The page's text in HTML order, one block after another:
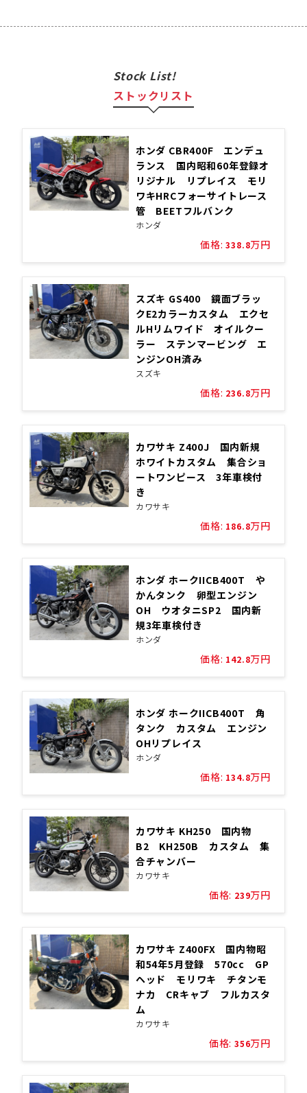
Stock List!
ストックリスト
ホンダ CBR400F エンデュ
ランス 国内昭和60年登録オ
リジナル リプレイス モリ
ワキHRCフォーサイトレース
管 BEETフルバンク
ホンダ
価格: 338.8万円
スズキ GS400 鏡面ブラッ
クE2カラーカスタム エクセ
ルHリムワイド オイルクー
ラー ステンマービング エ
ンジンOH済み
スズキ
価格: 236.8万円
カワサキ Z400J 国内新規
ホワイトカスタム 集合ショ
ートワンピース 3年車検付
き
カワサキ
価格: 186.8万円
ホンダ ホークIICB400T や
かんタンク 卵型エンジン
OH ウオタニSP2 国内新
規3年車検付き
ホンダ
価格: 142.8万円
ホンダ ホークIICB400T 角
タンク カスタム エンジン
OHリプレイス
ホンダ
価格: 134.8万円
カワサキ KH250 国内物
B2 KH250B カスタム 集
合チャンバー
カワサキ
価格: 239万円
カワサキ Z400FX 国内物昭
和54年5月登録 570cc GP
ヘッド モリワキ チタンモ
ナカ CRキャブ フルカスタ
ム
カワサキ
価格: 356万円